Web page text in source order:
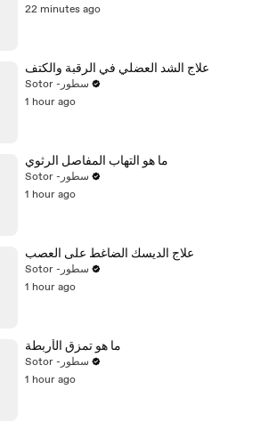
22 minutes ago
علاج الشد العضلي في الرقبة والكتف
Sotor -سطور
1 hour ago
ما هو التهاب المفاصل الرثوي
Sotor -سطور
1 hour ago
علاج الديسك الضاغط على العصب
Sotor -سطور
1 hour ago
ما هو تمزق الأربطة
Sotor -سطور
1 hour ago